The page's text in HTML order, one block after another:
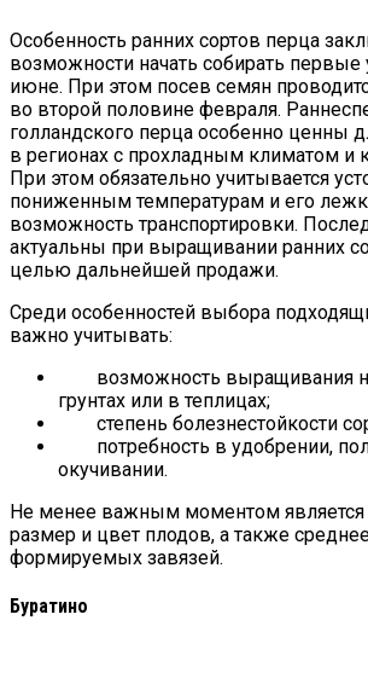
Особенность ранних сортов перца
возможности начать собирать
июне. При этом посев семян
во второй половине февраля.
голландского перца особенно ценны
в регионах с прохладным климатом и
При этом обязательно учитывается
пониженным температурам и его
возможность транспортировки.
актуальны при выращивании ранних
целью дальнейшей продажи.
Среди особенностей выбора
важно учитывать:
возможность выращивания
грунтах или в теплицах;
степень болезнестойкости
потребность в удобрении,
окучивании.
Не менее важным моментом
размер и цвет плодов, а также
формируемых завязей.
Буратино